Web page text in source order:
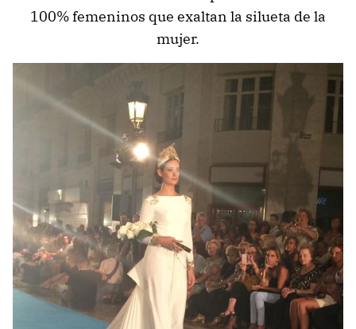
100% femeninos que exaltan la silueta de la
mujer.